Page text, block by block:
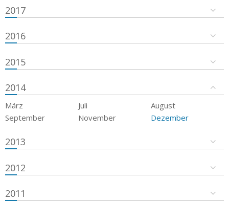
2017
2016
2015
2014
März Juli
August
September
November Dezember
2013
2012
2011